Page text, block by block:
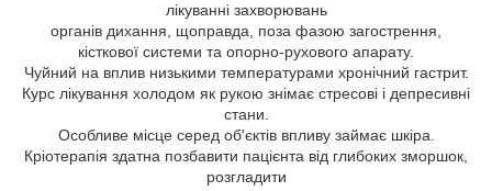
лікуванні захворювань
органів дихання, щоправда, поза фазою загострення,
кісткової системи та опорно-рухового апарату.
Чуйний на вплив низькими температурами хронічний гастрит.
Курс лікування холодом як рукою знімає стресові і депресивні
стани.
Особливе місце серед об'єктів впливу займає шкіра.
Кріотерапія здатна позбавити пацієнта від глибоких зморшок,
розгладити